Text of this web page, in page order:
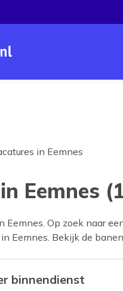
in Eemnes
Eemnes
Eemnes. Op zoek naar
Eemnes. Bekijk de
binnendienst